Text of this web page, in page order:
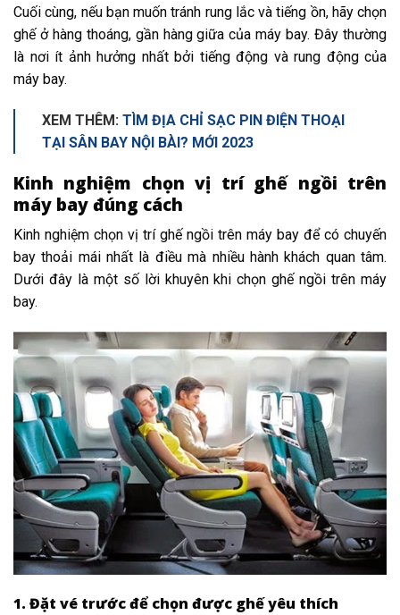
Cuối cùng, nếu bạn muốn tránh rung lắc và tiếng ồn, hãy chọn
ghế ở hàng thoáng, gần hàng giữa của máy bay. Đây thường
là nơi ít ảnh hưởng nhất bởi tiếng động và rung động của
máy bay.
XEM THÊM: TÌM ĐỊA CHỈ SẠC PIN ĐIỆN THOẠI
TẠI SÂN BAY NỘI BÀI? MỚI 2023
Kinh nghiệm chọn vị trí ghế ngồi trên
máy bay đúng cách
Kinh nghiệm chọn vị trí ghế ngồi trên máy bay để có chuyến
bay thoải mái nhất là điều mà nhiều hành khách quan tâm.
Dưới đây là một số lời khuyên khi chọn ghế ngồi trên máy
bay.
1. Đặt vé trước để chọn được ghế yêu thích